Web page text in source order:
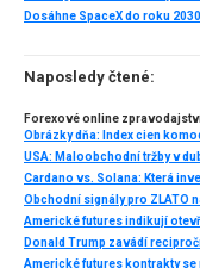
Dosáhne SpaceX do roku
Naposledy čtené:
Forexové online zpravodajství
Obrázky dňa: Index cien
Cardano vs. Solana: Která
Donald Trump zavádí